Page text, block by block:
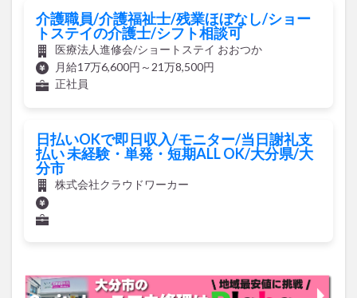
介護職員/介護福祉士/残業ほぼなし/ショー
トステイの介護士/シフト相談可
医療法人進修会/ショートステイ おおつか
月給17万6,600円～21万8,500円
正社員
日払いOKで即日収入/モニター/当日謝礼支
払い 未経験・単発・短期ALL OK/大分県/大
分市
株式会社クラウドワーカー